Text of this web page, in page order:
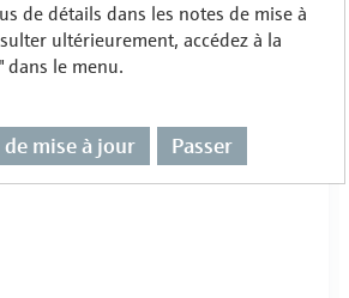
de détails dans les notes de mise à
ultérieurement, accédez à la
dans le menu.
de mise à jour Passer